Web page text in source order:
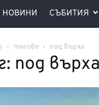
НОВИНИ СЪБИТИЯ
тагове под върха
под върха